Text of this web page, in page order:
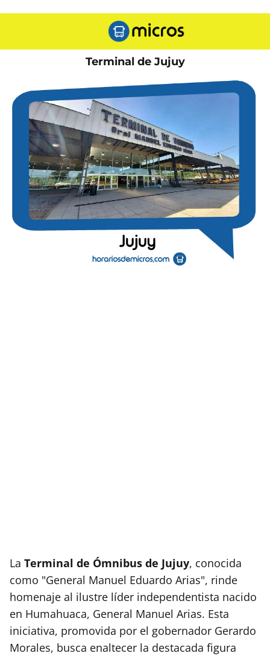
Terminal de Jujuy
La Terminal de Ómnibus de Jujuy, conocida
como "General Manuel Eduardo Arias", rinde
homenaje al ilustre líder independentista nacido
en Humahuaca, General Manuel Arias. Esta
iniciativa, promovida por el gobernador Gerardo
Morales, busca enaltecer la destacada figura